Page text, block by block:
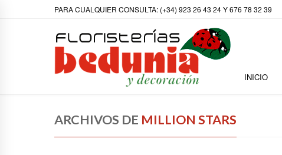
PARA CUALQUIER CONSULTA: (+34) 923 26 43 24 Y 676 78 32 39
INICIO
ARCHIVOS DE MILLION STARS